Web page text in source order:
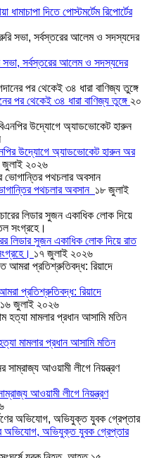
দিতে পোস্টমর্টেম রিপোর্টের
সভা, সর্বস্তরের আলেম ও সদস্যদের
পর থেকেই ৩৪ ধারা বাণিজ্য তুঙ্গে ২০
উদ্যোগে অ্যাডভোকেট হারুন অর
জুলাই ২০২৬
পথচলার অবসান ১৮ জুলাই
লিডার সুজন একাধিক লোক দিয়ে রাত
১৭ জুলাই ২০২৬
প্রতিশ্রুতিবদ্ধ: রিয়াদে
১৬ জুলাই ২০২৬
মামলার প্রধান আসামি মতিন
আওয়ামী লীগে নিয়ন্ত্রণ
অভিযোগ, অভিযুক্ত যুবক গ্রেপ্তার